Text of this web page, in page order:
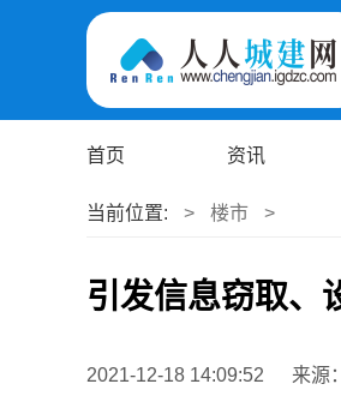
首页 资讯
当前位置: > 楼市 >
引发信息窃取
2021-12-18 14:09:52 来源